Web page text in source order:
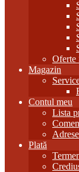
Oferte
Magazin
Contul meu
Lista
Adrese
Plată